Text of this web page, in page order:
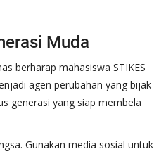
Muda
berharap mahasiswa STIKES
agen perubahan yang bijak
generasi yang siap membela
Gunakan media sosial untuk